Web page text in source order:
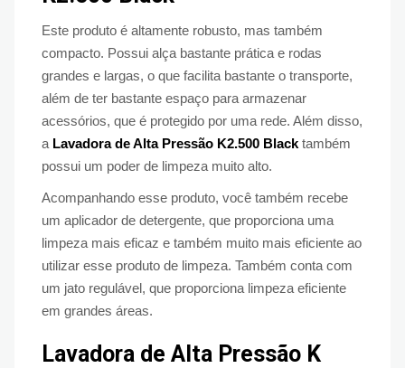
Este produto é altamente robusto, mas também
compacto. Possui alça bastante prática e rodas
grandes e largas, o que facilita bastante o transporte,
além de ter bastante espaço para armazenar
acessórios, que é protegido por uma rede. Além disso,
a Lavadora de Alta Pressão K2.500 Black também
possui um poder de limpeza muito alto.
Acompanhando esse produto, você também recebe
um aplicador de detergente, que proporciona uma
limpeza mais eficaz e também muito mais eficiente ao
utilizar esse produto de limpeza. Também conta com
um jato regulável, que proporciona limpeza eficiente
em grandes áreas.
Lavadora de Alta Pressão K